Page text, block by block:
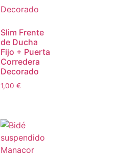
Slim Frente
de Ducha
Fijo + Puerta
Corredera
Decorado
1,00 €